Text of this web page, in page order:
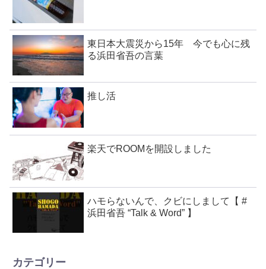
東日本大震災から15年 今でも心に残
る浜田省吾の言葉
推し活
楽天でROOMを開設しました
ハモらないんで、クビにしまして【 #
浜田省吾 “Talk & Word” 】
カテゴリー